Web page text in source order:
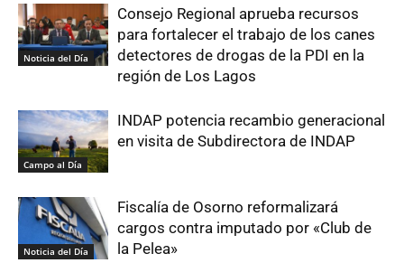
Noticia del Día
Consejo Regional aprueba recursos
para fortalecer el trabajo de los canes
detectores de drogas de la PDI en la
región de Los Lagos
Campo al Día
INDAP potencia recambio generacional
en visita de Subdirectora de INDAP
Noticia del Día
Fiscalía de Osorno reformalizará
cargos contra imputado por «Club de
la Pelea»